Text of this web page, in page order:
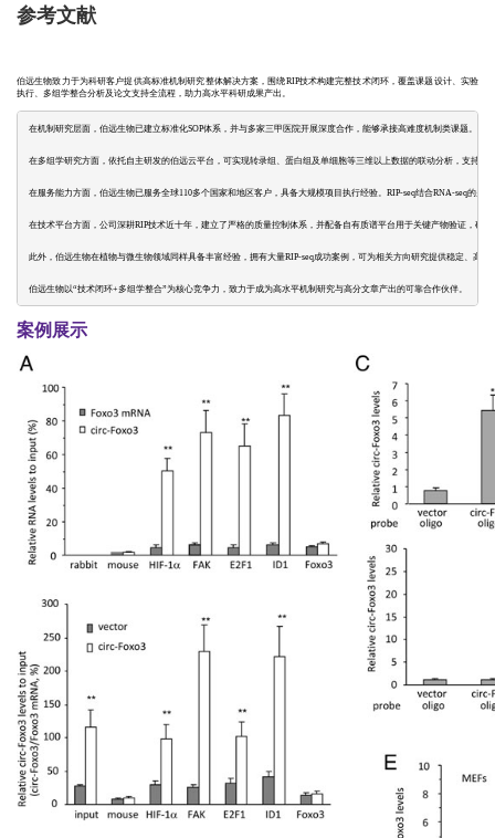
参考文献
伯远生物致力于为科研客户提供高标准机制研究整体解决方案，围绕RIP技术构建完整技术闭环，覆盖课题设计、实验
执行、多组学整合分析及论文支持全流程，助力高水平科研成果产出。
在机制研究层面，伯远生物已建立标准化SOP体系，并与多家三甲医院开展深度合作，能够承接高难度机制类课题。
在多组学研究方面，依托自主研发的伯远云平台，可实现转录组、蛋白组及单细胞等三维以上数据的联动分析，支持
在服务能力方面，伯远生物已服务全球110多个国家和地区客户，具备大规模项目执行经验。RIP-seq结合RNA-seq的关
在技术平台方面，公司深耕RIP技术近十年，建立了严格的质量控制体系，并配备自有质谱平台用于关键产物验证，
此外，伯远生物在植物与微生物领域同样具备丰富经验，拥有大量RIP-seq成功案例，可为相关方向研究提供稳定、高
伯远生物以“技术闭环+多组学整合”为核心竞争力，致力于成为高水平机制研究与高分文章产出的可靠合作伙伴。
案例展示